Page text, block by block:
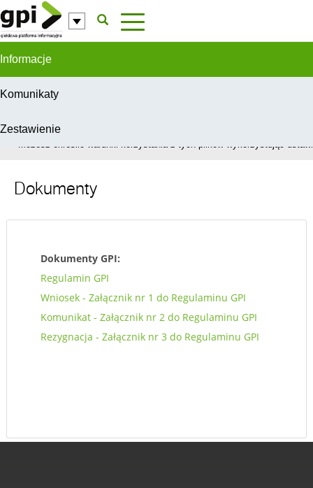
Przejdź do komentarzy
Informacje
Komunikaty
Zestawienie
W celu świadczenia usług na najwyższym poziomie, serwis GPI
Możesz określić warunki korzystania z tych plików wykorzystując
Dokumenty
Dokumenty GPI:
Regulamin GPI
Wniosek - Załącznik nr 1 do Regulaminu GPI
Komunikat - Załącznik nr 2 do Regulaminu GPI
Rezygnacja - Załącznik nr 3 do Regulaminu GPI